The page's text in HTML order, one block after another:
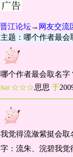
晋江论坛→ 网友交流
主题：哪个作者最
哪个作者最会取名字
№0 ☆☆☆思思 于
我觉得流潋紫挺会取
字：流朱、浣碧我觉